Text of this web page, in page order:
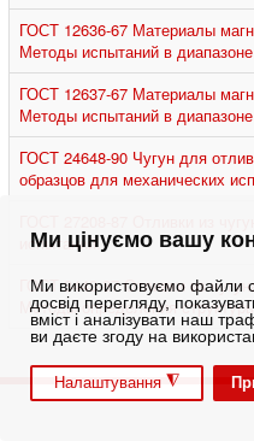
Ми цінуємо вашу
Ми використовуємо
досвід перегляду,
вміст і аналізувати наш
ви даєте згоду на
Налаштування ◮
ГОСТ 12636-67 Материалы
Методы испытаний в
ГОСТ 12637-67 Материалы
Методы испытаний в
ГОСТ 24648-90 Чугун для
образцов для механических
испытаний.
ГОСТ 3443-87 Отливки из
Методы определения